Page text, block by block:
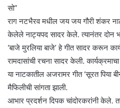
सो”
राग नटभैरव मधील जय जय गौरी शंकर
केलेले नाट्यपद सादर केले. त्यानंतर दोन
‘बाजे मुरलिया बाजे’ हे गीत सादर करून
रामदासांची रचना सादर केली.
या नाटकातील अजरामर गीत ‘सूरत पिया
मैफिलीची सांगता झाली.
आभार प्रदर्शन दिपक चांदोरकरांनी केले.